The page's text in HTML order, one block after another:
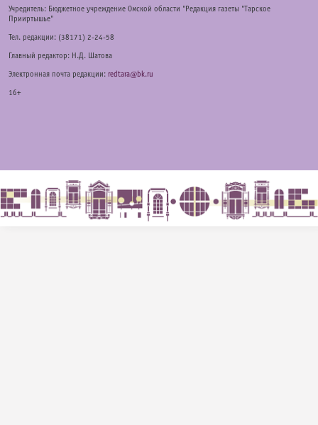
Учредитель: Бюджетное учреждение Омской области "Редакция газеты "Тарское
Прииртышье"
Тел. редакции: (38171) 2-24-58
Главный редактор: Н.Д. Шатова
Электронная почта редакции: redtara@bk.ru
16+